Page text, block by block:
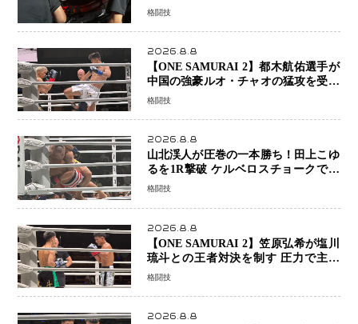
瞬で決着
格闘技
2026.8.8
【ONE SAMURAI 2】都木航佑選手が
中国の強豪ルオ・チャオの猛攻を受け
ながらも的確な攻撃で応戦 最後まで
格闘技
2026.8.8
山北渓人が圧巻の一本勝ち！田上こゆ
るを1R撃破 ケルベロスチョークで存
在感を示す
格闘技
2026.8.8
【ONE SAMURAI 2】笠原弘希が塩川
琉斗との王者対決を制す 圧力で主導
権を握り判定勝利
格闘技
2026.8.8